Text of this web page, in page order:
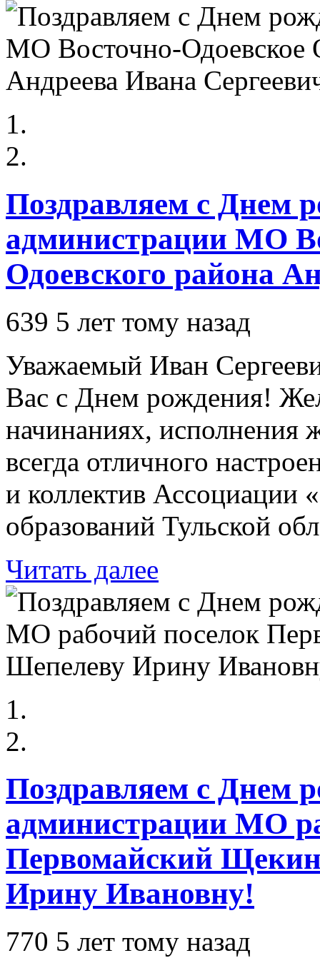
Поздравляем с Днем
администрации МО
Одоевского района
639 5 лет тому назад
Уважаемый Иван
Вас с Днем рождения!
начинаниях, исполнения
всегда отличного
и коллектив Ассоциации
образований Тульской
Читать далее
Поздравляем с Днем
администрации МО
Первомайский
Ирину Ивановну!
770 5 лет тому назад